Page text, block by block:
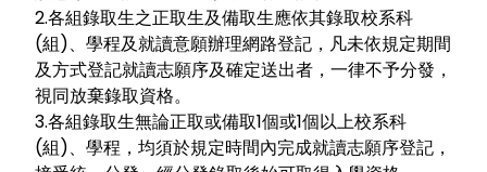
2.各組錄取生之正取生及備取生應依其錄取校系科
(組)、學程及就讀意願辦理網路登記，凡未依規定期間
及方式登記就讀志願序及確定送出者，一律不予分發，
視同放棄錄取資格。
3.各組錄取生無論正取或備取1個或1個以上校系科
(組)、學程，均須於規定時間內完成就讀志願序登記，